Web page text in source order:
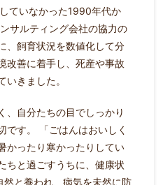
ていなかった1990年代か
サルティング会社の協力の
、飼育状況を数値化して分
改善に着手し、死産や事故
いきました。
、自分たちの目でしっかり
です。
「ごはんはおいしく
かったり寒かったりしてい
ちと過ごすうちに、健康状
然と養われ、病気を未然に防